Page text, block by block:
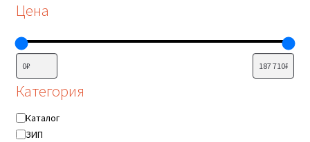
Цена
Категория
Категория
Каталог
ЗИП